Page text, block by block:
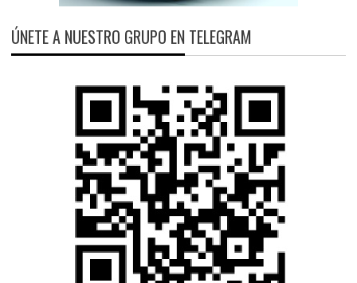
ÚNETE A NUESTRO GRUPO EN TELEGRAM